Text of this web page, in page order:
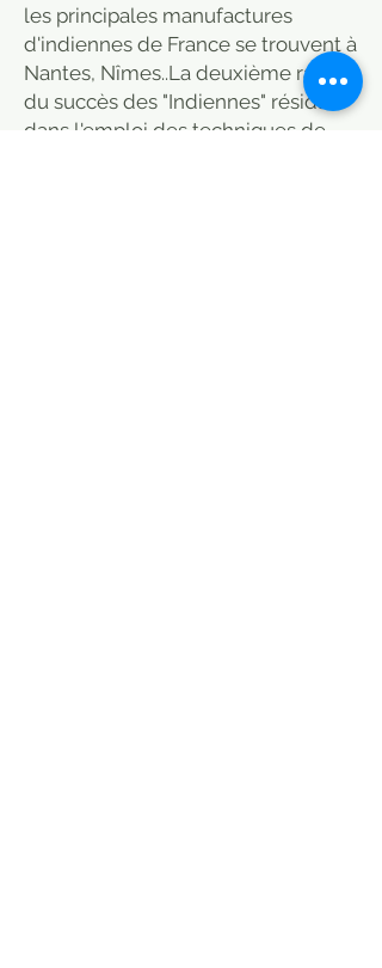
les principales manufactures
d'indiennes de France se trouvent à
Nantes, Nîmes..La deuxième raison
du succès des "Indiennes" résidait
dans l'emploi des techniques de